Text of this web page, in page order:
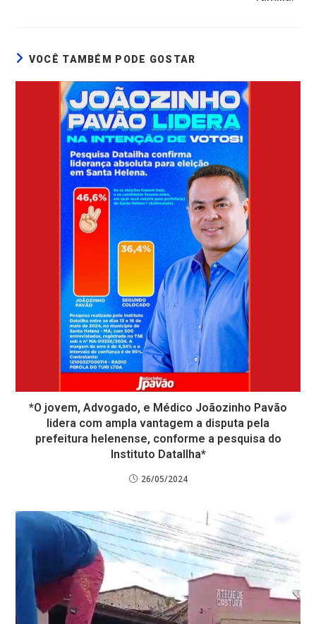
VOCÊ TAMBÉM PODE GOSTAR
*O jovem, Advogado, e Médico Joãozinho Pavão
lidera com ampla vantagem a disputa pela
prefeitura helenense, conforme a pesquisa do
Instituto DataIlha*
26/05/2024